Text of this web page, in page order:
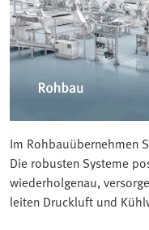
Im Rohbauübernehmen
Die robusten Systeme
wiederholgenau,
leiten Druckluft und